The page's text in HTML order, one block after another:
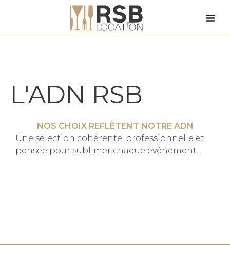
L'ADN RSB
NOS CHOIX REFLÈTENT NOTRE ADN​
Une sélection cohérente, professionnelle et
pensée pour sublimer chaque événement.